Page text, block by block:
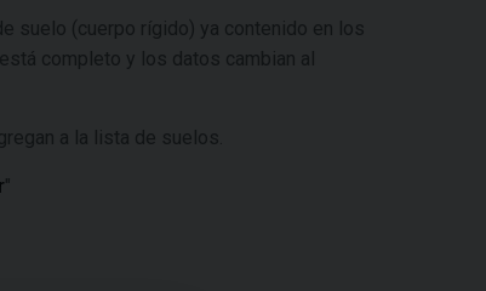
suelo (cuerpo rígido) ya contenido en los
completo y los datos cambian al
a la lista de suelos.
"